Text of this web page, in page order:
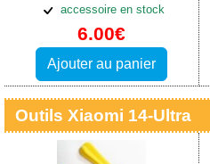
accessoire en stock
6.00€
Ajouter au panier
Outils Xiaomi 14-Ultra